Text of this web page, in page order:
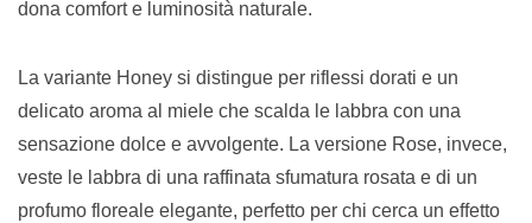
dona comfort e luminosità naturale.
La variante Honey si distingue per riflessi dorati e un
delicato aroma al miele che scalda le labbra con una
sensazione dolce e avvolgente. La versione Rose, invece,
veste le labbra di una raffinata sfumatura rosata e di un
profumo floreale elegante, perfetto per chi cerca un effetto